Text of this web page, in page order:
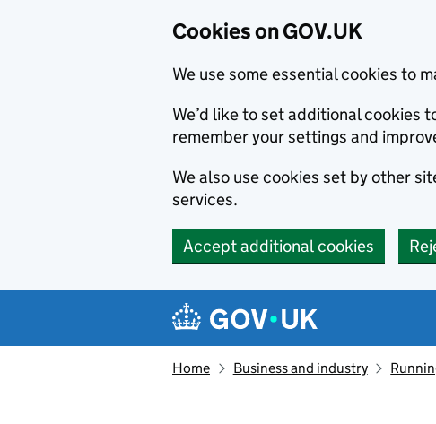
Cookies on GOV.UK
We use some essential cookies to
We’d like to set additional cookies
remember your settings and
We also use cookies set by other
services.
Accept additional cookies
Navigation menu
Home Business and industry